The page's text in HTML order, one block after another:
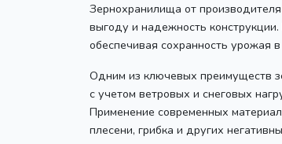
Зернохранилища от
выгоду и надежность
обеспечивая сохранность урожая
Одним из ключевых преимуществ
с учетом ветровых и снеговых
Применение современных
плесени, грибка и других